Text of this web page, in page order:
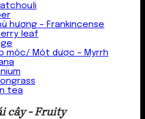
hương – Frankincense
leaf
mộc/ Một dược – Myrrh
tea
cây - Fruity